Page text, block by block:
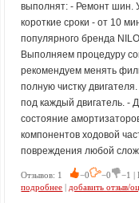
выполнят: - Ремонт шин.
короткие сроки - от 10
популярного бренда
Выполняем процедуру
рекомендуем менять
полную чистку
под каждый двигатель. -
состояние
компонентов ходовой
повреждения любой
Отзывов: 1 −0 −0 −1 |
подробнее | добавить отзыв/